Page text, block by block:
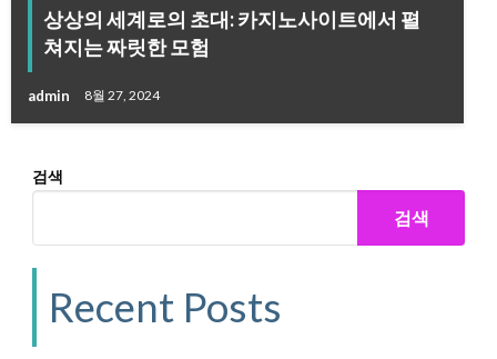
상상의 세계로의 초대: 카지노사이트에서 펼
쳐지는 짜릿한 모험
admin 8월 27, 2024
검색
검색
Recent Posts